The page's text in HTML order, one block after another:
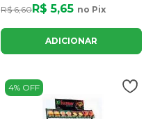
R$ 6,60R$ 5,65 no Pix
ADICIONAR
4% OFF